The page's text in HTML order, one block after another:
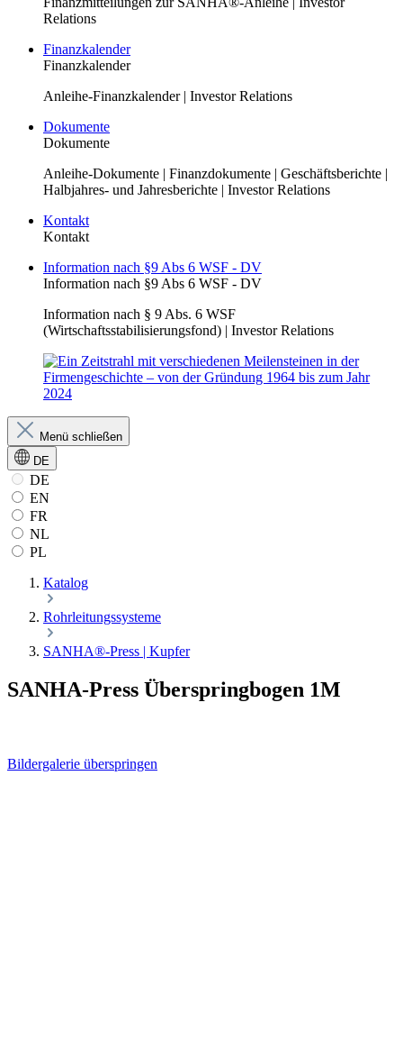
Relations
Finanzkalender
Finanzkalender
Anleihe-Finanzkalender | Investor Relations
Dokumente
Dokumente
Anleihe-Dokumente | Finanzdokumente | Geschäftsberichte |
Halbjahres- und Jahresberichte | Investor Relations
Kontakt
Kontakt
Information nach §9 Abs 6 WSF - DV
Information nach §9 Abs 6 WSF - DV
Information nach § 9 Abs. 6 WSF
(Wirtschaftsstabilisierungsfond) | Investor Relations
Menü schließen
DE
DE
EN
FR
NL
PL
Katalog
Rohrleitungssysteme
SANHA®-Press | Kupfer
SANHA-Press Überspringbogen 1M
Bildergalerie überspringen